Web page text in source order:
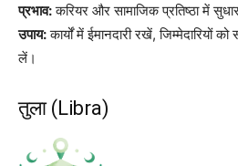
प्रभाव:करियर और सामाजिक प्रतिष्ठा में
उपाय:कार्यों में ईमानदारी रखें, जिम्मेदारियों
लें।
तुला (Libra)